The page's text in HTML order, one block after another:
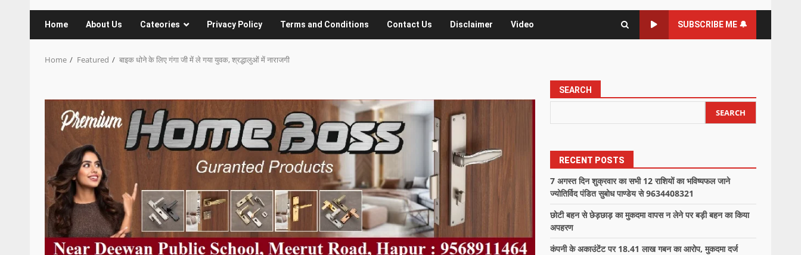
Home About Us Cateories Privacy Policy Terms and Conditions Contact Us Disclaimer Video SUBSCRIBE ME 🔔
Home Featured बाइक धोने के लिए गंगा जी में ले गया युवक, श्रद्धालुओं में नाराजगी
SEARCH
SEARCH
RECENT POSTS
7 अगस्त दिन शुक्रवार का सभी 12 राशियों का भविष्यफल जाने
ज्योतिर्विद पंडित सुबोध पाण्डेय से 9634408321
छोटी बहन से छेड़छाड़ का मुकदमा वापस न लेने पर बड़ी बहन का किया
अपहरण
कंपनी के अकाउंटेंट पर 18.41 लाख गबन का आरोप, मुकदमा दर्ज